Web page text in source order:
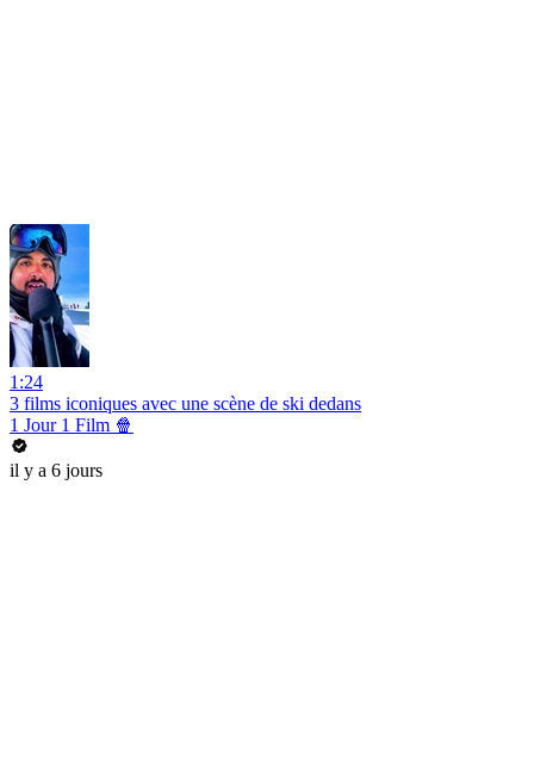
1:24
3 films iconiques avec une scène de ski dedans
1 Jour 1 Film 🍿
il y a 6 jours